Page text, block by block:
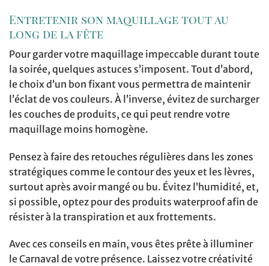
Entretenir son maquillage tout au
long de la fête
Pour garder votre maquillage impeccable durant toute
la soirée, quelques astuces s’imposent. Tout d’abord,
le choix d’un bon fixant vous permettra de maintenir
l’éclat de vos couleurs. À l’inverse, évitez de surcharger
les couches de produits, ce qui peut rendre votre
maquillage moins homogène.
Pensez à faire des retouches régulières dans les zones
stratégiques comme le contour des yeux et les lèvres,
surtout après avoir mangé ou bu. Évitez l’humidité, et,
si possible, optez pour des produits waterproof afin de
résister à la transpiration et aux frottements.
Avec ces conseils en main, vous êtes prête à illuminer
le Carnaval de votre présence. Laissez votre créativité